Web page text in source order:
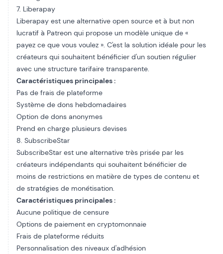
7. Liberapay
Liberapay est une alternative open source et à but non
lucratif à Patreon qui propose un modèle unique de «
payez ce que vous voulez ». C'est la solution idéale pour les
créateurs qui souhaitent bénéficier d'un soutien régulier
avec une structure tarifaire transparente.
Caractéristiques principales :
Pas de frais de plateforme
Système de dons hebdomadaires
Option de dons anonymes
Prend en charge plusieurs devises
8. SubscribeStar
SubscribeStar est une alternative très prisée par les
créateurs indépendants qui souhaitent bénéficier de
moins de restrictions en matière de types de contenu et
de stratégies de monétisation.
Caractéristiques principales :
Aucune politique de censure
Options de paiement en cryptomonnaie
Frais de plateforme réduits
Personnalisation des niveaux d'adhésion